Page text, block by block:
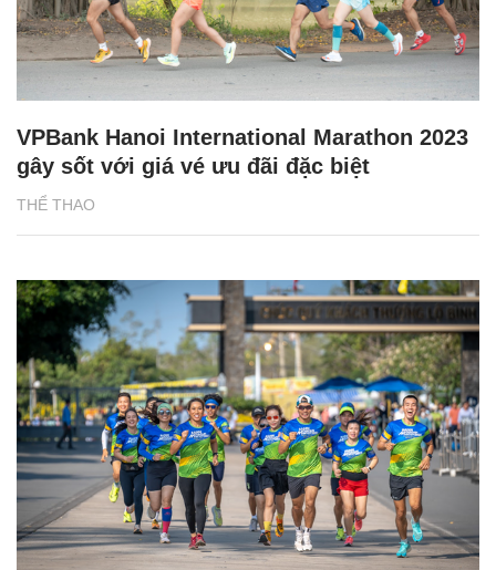
THỂ THAO
VPBank Hanoi International Marathon 2023
gây sốt với giá vé ưu đãi đặc biệt